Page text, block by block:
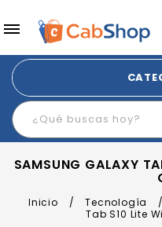
SAMSUNG GALAXY
Inicio / Tecnología /
Tab S10 Lite